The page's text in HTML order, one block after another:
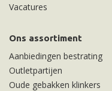
Vacatures
Ons assortiment
Aanbiedingen bestrating
Outletpartijen
Oude gebakken klinkers